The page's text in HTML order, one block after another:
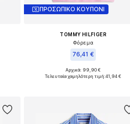
ΠΡΟΣΩΠΙΚΟ ΚΟΥΠΟΝΙ
TOMMY HILFIGER
Φόρεμα
76,41 €
Διαθέσιμο σε πολλά μεγέθη
Αρχικά: 99,90 €
Τελευταία χαμηλότερη τιμή:41,94 €